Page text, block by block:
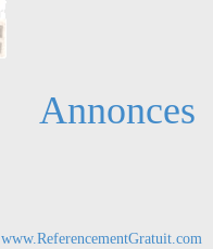
Annonces
www.ReferencementGratuit.com